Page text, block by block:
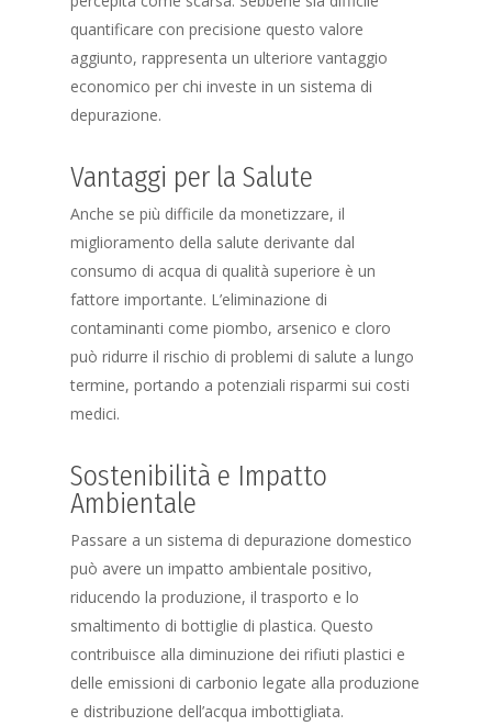
quantificare con precisione questo valore
aggiunto, rappresenta un ulteriore vantaggio
economico per chi investe in un sistema di
depurazione.
Vantaggi per la Salute
Anche se più difficile da monetizzare, il
miglioramento della salute derivante dal
consumo di acqua di qualità superiore è un
fattore importante. L’eliminazione di
contaminanti come piombo, arsenico e cloro
può ridurre il rischio di problemi di salute a lungo
termine, portando a potenziali risparmi sui costi
medici.
Sostenibilità e Impatto
Ambientale
Passare a un sistema di depurazione domestico
può avere un impatto ambientale positivo,
riducendo la produzione, il trasporto e lo
smaltimento di bottiglie di plastica. Questo
contribuisce alla diminuzione dei rifiuti plastici e
delle emissioni di carbonio legate alla produzione
e distribuzione dell’acqua imbottigliata.
Richiedi Maggiori
informazioni
2450483